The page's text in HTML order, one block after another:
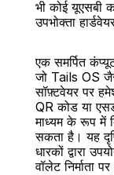
भी कोई यूएसबी
उपभोक्ता
एक समर्पित
जो Tails OS
सॉफ़्टवेयर पर
QR कोड या
माध्यम के रूप में
सकता है। यह
धारकों द्वारा
वॉलेट निर्माता